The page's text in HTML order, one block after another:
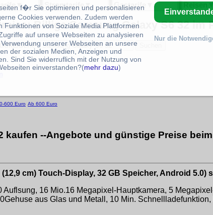
▼ Stromtarife▼ Gastarife
Billige Samsung Galaxy S6 32 im
600 Euro Ab 600 Euro
kaufen --Angebote und günstige Preise
cm) Touch-Display, 32 GB Speicher, Android 5.0)
16 Mio.16 Megapixel-Hauptkamera, 5
aus Glas und Metall, 10 Min.
f�r Sie optimieren und personalisieren
Cookies verwenden. Zudem werden
Funktionen von Soziale Media Plattformen
auf unsere Webseiten zu analysieren
unserer Webseiten an unsere
der sozialen Medien, Anzeigen und
Sind Sie widerruflich mit der Nutzung von
einverstanden?(mehr dazu)
Nur die